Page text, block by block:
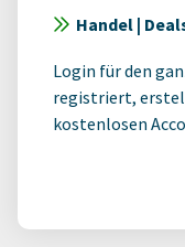
Handel |
Login für den
registriert,
kostenlosen